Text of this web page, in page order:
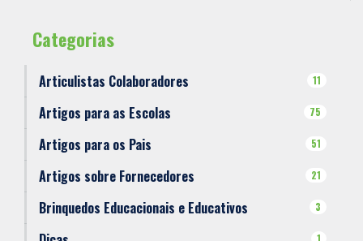
Categorias
Articulistas Colaboradores 11
Artigos para as Escolas 75
Artigos para os Pais 51
Artigos sobre Fornecedores 21
Brinquedos Educacionais e Educativos 3